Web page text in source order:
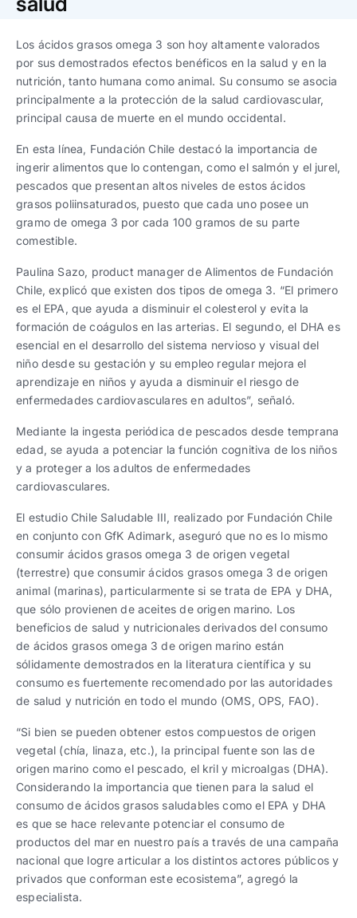
Trabaja con nosotros
Ver todo
Español|English
Ver todas
Español|English
Ver todas
Español|English
progresivos de gestión
Ver todos
Español|English
Español English
Español English
Los ácidos grasos omega 3 son hoy altamente valorados
por sus demostrados efectos benéficos en la salud y en la
nutrición, tanto humana como animal. Su consumo se asocia
principalmente a la protección de la salud cardiovascular,
principal causa de muerte en el mundo occidental.
En esta línea, Fundación Chile destacó la importancia de
ingerir alimentos que lo contengan, como el salmón y el jurel,
pescados que presentan altos niveles de estos ácidos
grasos poliinsaturados, puesto que cada uno posee un
gramo de omega 3 por cada 100 gramos de su parte
comestible.
Paulina Sazo, product manager de Alimentos de Fundación
Chile, explicó que existen dos tipos de omega 3. “El primero
es el EPA, que ayuda a disminuir el colesterol y evita la
formación de coágulos en las arterias. El segundo, el DHA es
esencial en el desarrollo del sistema nervioso y visual del
niño desde su gestación y su empleo regular mejora el
aprendizaje en niños y ayuda a disminuir el riesgo de
enfermedades cardiovasculares en adultos”, señaló.
Mediante la ingesta periódica de pescados desde temprana
edad, se ayuda a potenciar la función cognitiva de los niños
y a proteger a los adultos de enfermedades
cardiovasculares.
El estudio Chile Saludable III, realizado por Fundación Chile
en conjunto con GfK Adimark, aseguró que no es lo mismo
consumir ácidos grasos omega 3 de origen vegetal
(terrestre) que consumir ácidos grasos omega 3 de origen
animal (marinas), particularmente si se trata de EPA y DHA,
que sólo provienen de aceites de origen marino. Los
beneficios de salud y nutricionales derivados del consumo
de ácidos grasos omega 3 de origen marino están
sólidamente demostrados en la literatura científica y su
consumo es fuertemente recomendado por las autoridades
de salud y nutrición en todo el mundo (OMS, OPS, FAO).
“Si bien se pueden obtener estos compuestos de origen
vegetal (chía, linaza, etc.), la principal fuente son las de
origen marino como el pescado, el kril y microalgas (DHA).
Considerando la importancia que tienen para la salud el
consumo de ácidos grasos saludables como el EPA y DHA
es que se hace relevante potenciar el consumo de
productos del mar en nuestro país a través de una campaña
nacional que logre articular a los distintos actores públicos y
privados que conforman este ecosistema”, agregó la
especialista.